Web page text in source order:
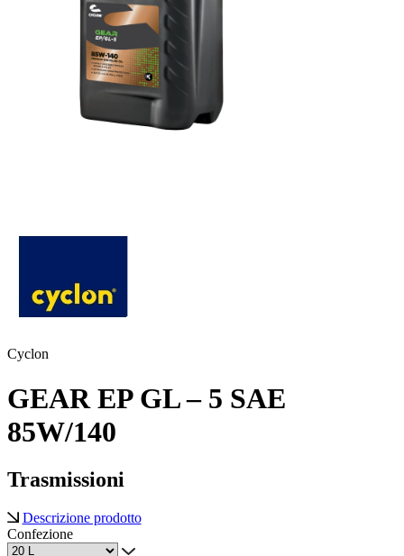
Cyclon
GEAR EP GL – 5 SAE
85W/140
Trasmissioni
Descrizione prodotto
Confezione